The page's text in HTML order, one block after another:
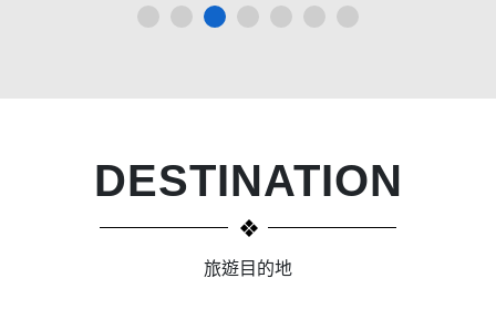
DESTINATION
旅遊目的地